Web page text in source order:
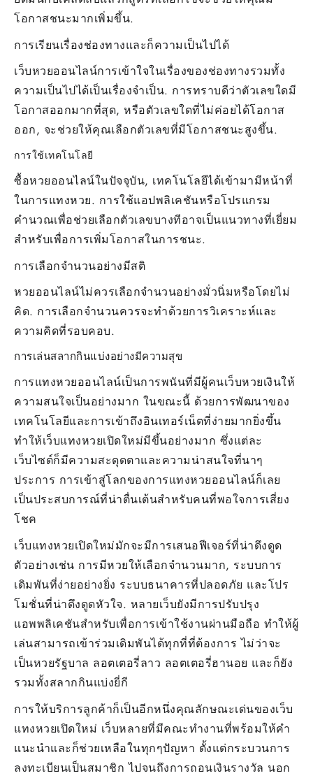
โอกาสชนะมากเพิ่มขึ้น.
การเรียนเรื่องช่องทางและก็ความเป็นไปได้
เว็บหวยออนไลน์การเข้าใจในเรื่องของช่องทางรวมทั้ง
ความเป็นไปได้เป็นเรื่องจำเป็น. การทราบดีว่าตัวเลขใดมี
โอกาสออกมากที่สุด, หรือตัวเลขใดที่ไม่ค่อยได้โอกาส
ออก, จะช่วยให้คุณเลือกตัวเลขที่มีโอกาสชนะสูงขึ้น.
การใช้เทคโนโลยี
ซื้อหวยออนไลน์ในปัจจุบัน, เทคโนโลยีได้เข้ามามีหน้าที่
ในการแทงหวย. การใช้แอปพลิเคชันหรือโปรแกรม
คำนวณเพื่อช่วยเลือกตัวเลขบางทีอาจเป็นแนวทางที่เยี่ยม
สำหรับเพื่อการเพิ่มโอกาสในการชนะ.
การเลือกจำนวนอย่างมีสติ
หวยออนไลน์ไม่ควรเลือกจำนวนอย่างมั่วนิ่มหรือโดยไม่
คิด. การเลือกจำนวนควรจะทำด้วยการวิเคราะห์และ
ความคิดที่รอบคอบ.
การเล่นสลากกินแบ่งอย่างมีความสุข
การแทงหวยออนไลน์เป็นการพนันที่มีผู้คนเว็บหวยเงินให้
ความสนใจเป็นอย่างมาก ในขณะนี้ ด้วยการพัฒนาของ
เทคโนโลยีและการเข้าถึงอินเทอร์เน็ตที่ง่ายมากยิ่งขึ้น
ทำให้เว็บแทงหวยเปิดใหม่มีขึ้นอย่างมาก ซึ่งแต่ละ
เว็บไซต์ก็มีความสะดุดตาและความน่าสนใจที่นาๆ
ประการ การเข้าสู่โลกของการแทงหวยออนไลน์ก็เลย
เป็นประสบการณ์ที่น่าตื่นเต้นสำหรับคนที่พอใจการเสี่ยง
โชค
เว็บแทงหวยเปิดใหม่มักจะมีการเสนอฟีเจอร์ที่น่าดึงดูด
ตัวอย่างเช่น การมีหวยให้เลือกจำนวนมาก, ระบบการ
เดิมพันที่ง่ายอย่างยิ่ง ระบบธนาคารที่ปลอดภัย และโปร
โมชั่นที่น่าดึงดูดหัวใจ. หลายเว็บยังมีการปรับปรุง
แอพพลิเคชันสำหรับเพื่อการเข้าใช้งานผ่านมือถือ ทำให้ผู้
เล่นสามารถเข้าร่วมเดิมพันได้ทุกที่ที่ต้องการ ไม่ว่าจะ
เป็นหวยรัฐบาล ลอตเตอรี่ลาว ลอตเตอรี่ฮานอย และก็ยัง
รวมทั้งสลากกินแบ่งยี่กี
การให้บริการลูกค้าก็เป็นอีกหนึ่งคุณลักษณะเด่นของเว็บ
แทงหวยเปิดใหม่ เว็บหลายที่มีคณะทำงานที่พร้อมให้คำ
แนะนำและก็ช่วยเหลือในทุกๆปัญหา ตั้งแต่กระบวนการ
ลงทะเบียนเป็นสมาชิก ไปจนถึงการถอนเงินรางวัล นอก